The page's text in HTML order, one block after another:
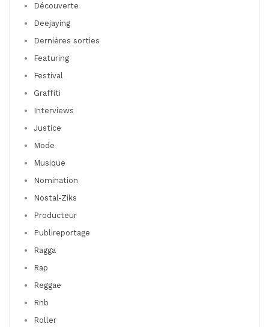
Découverte
Deejaying
Dernières sorties
Featuring
Festival
Graffiti
Interviews
Justice
Mode
Musique
Nomination
Nostal-Ziks
Producteur
Publireportage
Ragga
Rap
Reggae
Rnb
Roller